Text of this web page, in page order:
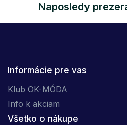
Naposledy
Informácie pre vas
Klub OK-MÓDA
Info k akciam
Všetko o nákupe